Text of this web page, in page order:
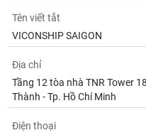
Tên viết tắt
VICONSHIP SAIGON
Địa chỉ
Tầng 12 tòa nhà TNR Tower
Thành - Tp. Hồ Chí Minh
Điện thoại